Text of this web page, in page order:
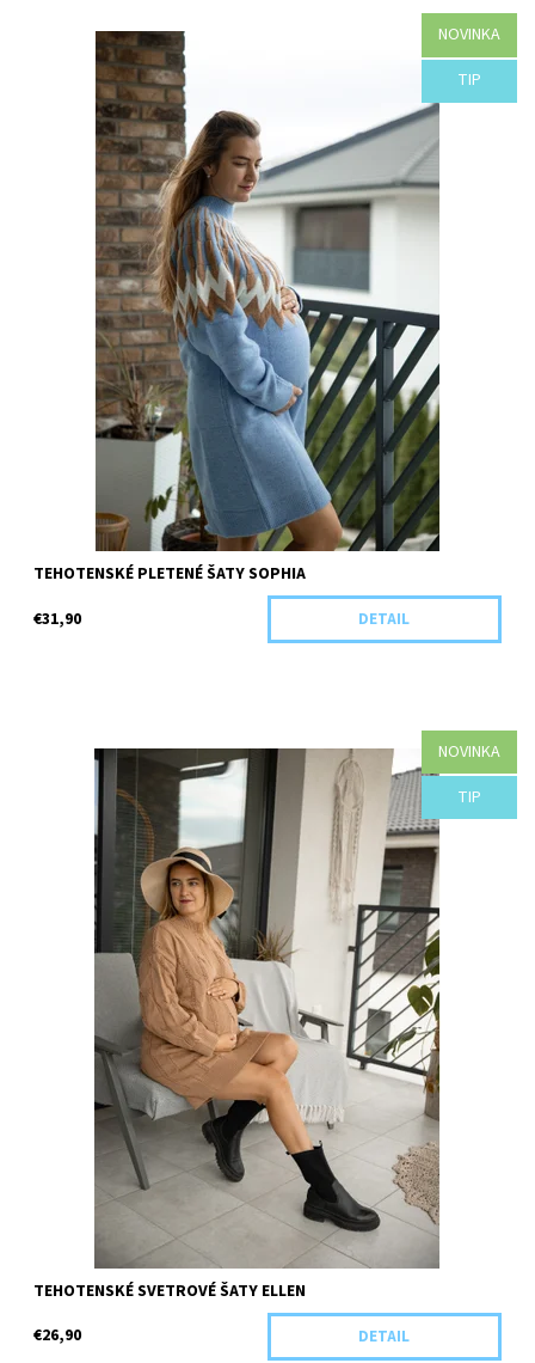
NOVINKA
TIP
Dostupnosť:
Objednané
H42-44107/MOD/UNI
TEHOTENSKÉ PLETENÉ ŠATY SOPHIA
€31,90
DETAIL
NOVINKA
TIP
Dostupnosť:
Objednané
H41-44104/SMO/UNI
TEHOTENSKÉ SVETROVÉ ŠATY ELLEN
€26,90
DETAIL